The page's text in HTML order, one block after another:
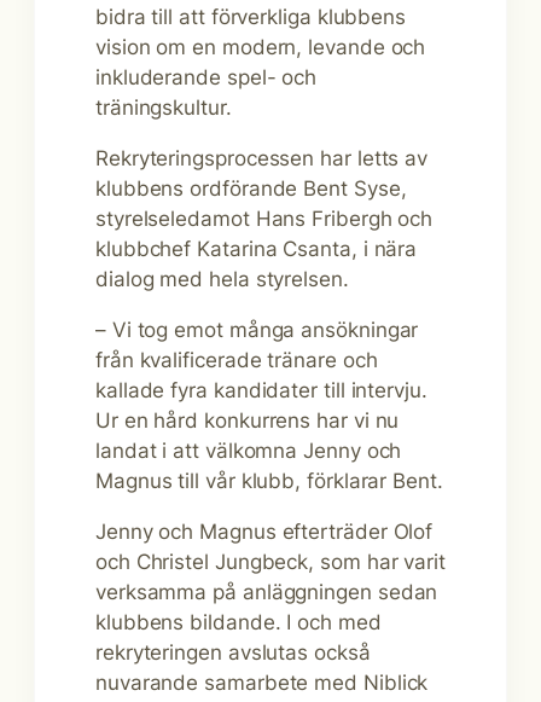
bidra till att förverkliga klubbens
vision om en modern, levande och
inkluderande spel- och
träningskultur.
Rekryteringsprocessen har letts av
klubbens ordförande Bent Syse,
styrelseledamot Hans Fribergh och
klubbchef Katarina Csanta, i nära
dialog med hela styrelsen.
– Vi tog emot många ansökningar
från kvalificerade tränare och
kallade fyra kandidater till intervju.
Ur en hård konkurrens har vi nu
landat i att välkomna Jenny och
Magnus till vår klubb, förklarar Bent.
Jenny och Magnus efterträder Olof
och Christel Jungbeck, som har varit
verksamma på anläggningen sedan
klubbens bildande. I och med
rekryteringen avslutas också
nuvarande samarbete med Niblick